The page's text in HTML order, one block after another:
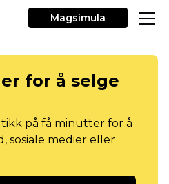
Magsimula
for å selge
på få minutter for å
sosiale medier eller